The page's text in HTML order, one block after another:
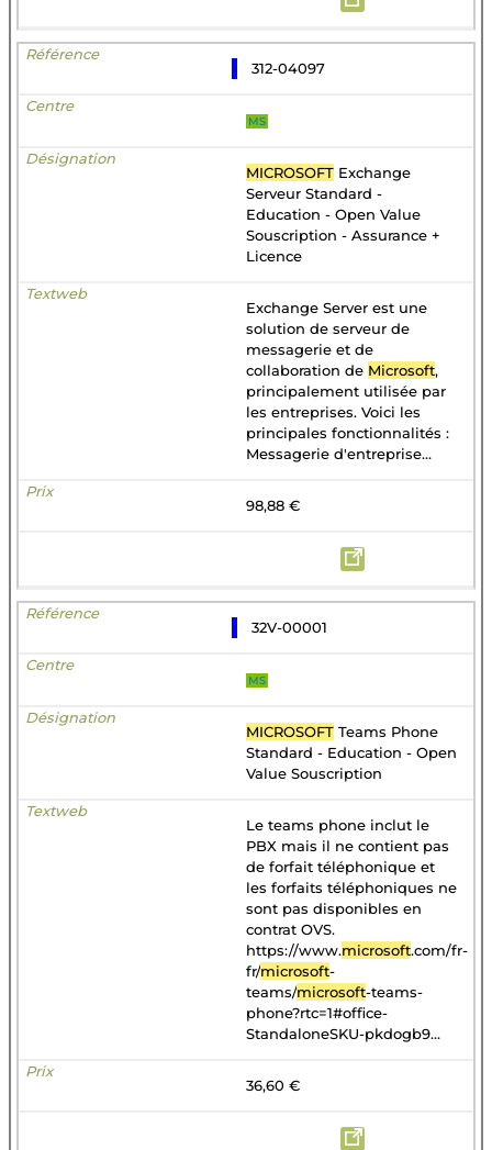
312-04097
MS
MICROSOFT Exchange
Serveur Standard -
Education - Open Value
Souscription - Assurance +
Licence
Exchange Server est une
solution de serveur de
messagerie et de
collaboration de Microsoft,
principalement utilisée par
les entreprises. Voici les
principales fonctionnalités :
Messagerie d'entreprise...
98,88 €
32V-00001
MS
MICROSOFT Teams Phone
Standard - Education - Open
Value Souscription
Le teams phone inclut le
PBX mais il ne contient pas
de forfait téléphonique et
les forfaits téléphoniques ne
sont pas disponibles en
contrat OVS.
https://www.microsoft.com/fr-
fr/microsoft-
teams/microsoft-teams-
phone?rtc=1#office-
StandaloneSKU-pkdogb9...
36,60 €